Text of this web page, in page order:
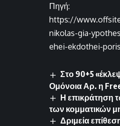
Πηγή:
https://
nikolas-gia-
ehei-ekdothei-
Στο 90+5
Ομόνοια Αρ. η
Η επικράτηση
των κομματικών
Δριμεία